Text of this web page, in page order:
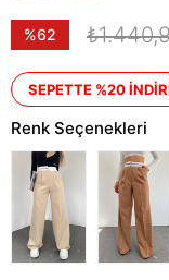
%62
SEPETTE %20
Renk Seçenekleri